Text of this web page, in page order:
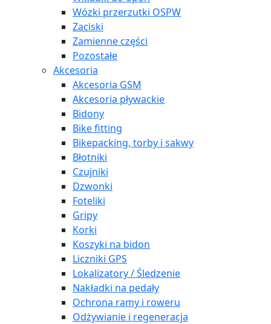
Wózki przerzutki OSPW
Zaciski
Zamienne części
Pozostałe
Akcesoria
Akcesoria GSM
Akcesoria pływackie
Bidony
Bike fitting
Bikepacking, torby i sakwy
Błotniki
Czujniki
Dzwonki
Foteliki
Gripy
Korki
Koszyki na bidon
Liczniki GPS
Lokalizatory / Śledzenie
Nakładki na pedały
Ochrona ramy i roweru
Odżywianie i regeneracja